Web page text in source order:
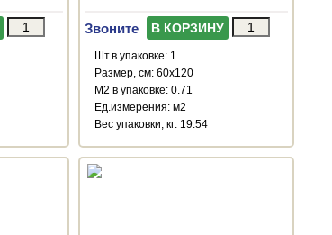
Звоните В КОРЗИНУ
Шт.в упаковке: 1
Размер, см: 60x120
М2 в упаковке: 0.71
Ед.измерения: м2
Веc упаковки, кг: 19.54